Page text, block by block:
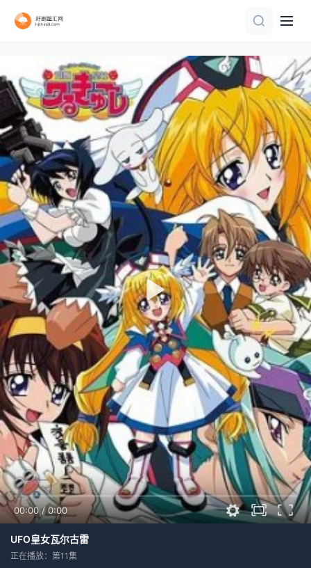
00:00/0:00
UFO皇女瓦尔古雷
正在播放：第11集
已完结
更新至08集
第50集已完结
更新至14集
第6集
第5集
第5集
更新至第26集
第50集完结